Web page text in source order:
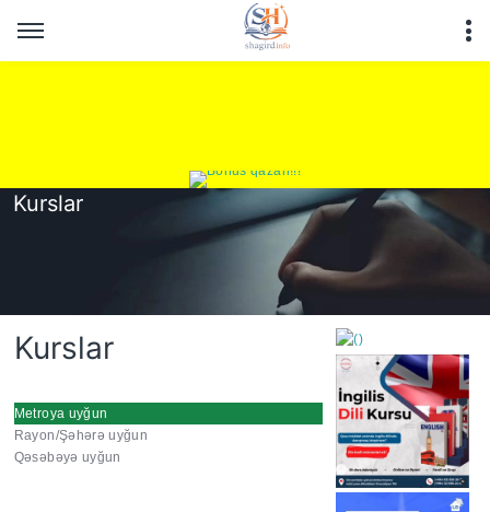
Kurslar
Kurslar
Metroya uyğun
Rayon/Şəhərə uyğun
Qəsəbəyə uyğun
https://wa.me/